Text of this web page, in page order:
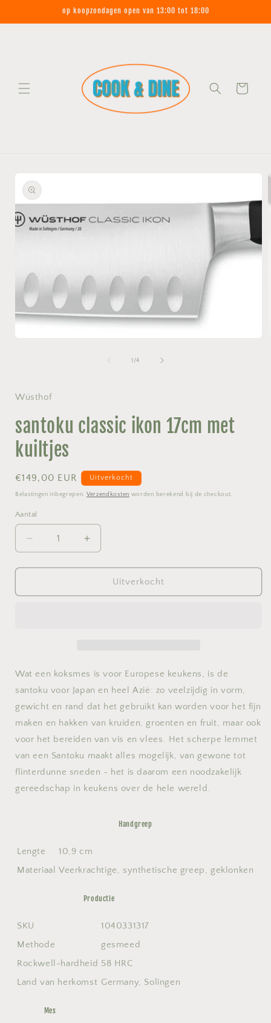
content
op koopzondagen open van 13:00 tot 18:00
Winkelwagen
direct naar
Media
1 /van
4
Wüsthof
santoku classic ikon 17cm met
kuiltjes
Normale
prijs
€149,00 EUR Uitverkocht
Belastingen inbegrepen. Verzendkosten worden berekend bij de checkout.
Aantal
Aantal
Aantal
verlagen
voor
classic
Aantal
verhogen
voor
santoku
classic
Uitverkocht
Wat een koksmes is voor Europese keukens, is de
santoku voor Japan en heel Azië: zo veelzijdig in vorm,
gewicht en rand dat het gebruikt kan worden voor het fijn
maken en hakken van kruiden, groenten en fruit, maar ook
voor het bereiden van vis en vlees. Het scherpe lemmet
van een Santoku maakt alles mogelijk, van gewone tot
flinterdunne sneden - het is daarom een noodzakelijk
gereedschap in keukens over de hele wereld.
Handgreep
Lengte
10,9 cm
Materiaal Veerkrachtige, synthetische greep, geklonken
Productie
SKU
1040331317
Methode
gesmeed
Rockwell-hardheid 58 HRC
Land van herkomst Germany, Solingen
Mes